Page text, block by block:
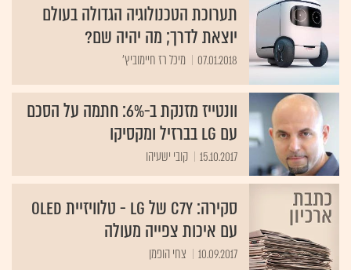
תערוכת הטכנולוגיה הגדולה בעולם
יוצאת לדרך; מה יהיה שם?
07.01.2018 מיכל רז חיימוביץ'
וונטייז מזנקת ב-6%: חתמה על הסכם
עם LG בברזיל ומקסיקו
15.10.2017 קובי ישעיהו
סקירה: C7Y של LG - טלוויזיית OLED
עם איכות צפייה מעולה
10.09.2017 צחי הופמן